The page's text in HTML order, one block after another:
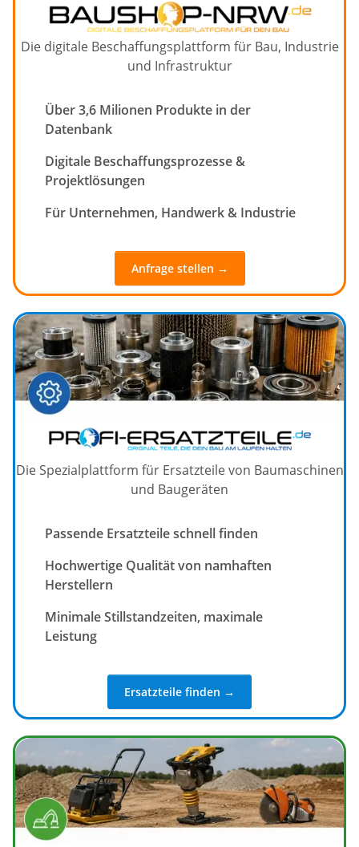
Die digitale Beschaffungsplattform für Bau, Industrie
und Infrastruktur
Über 3,6 Milionen Produkte in der
Datenbank
Digitale Beschaffungsprozesse &
Projektlösungen
Für Unternehmen, Handwerk & Industrie
Anfrage stellen →
Die Spezialplattform für Ersatzteile von Baumaschinen
und Baugeräten
Passende Ersatzteile schnell finden
Hochwertige Qualität von namhaften
Herstellern
Minimale Stillstandzeiten, maximale
Leistung
Ersatzteile finden →